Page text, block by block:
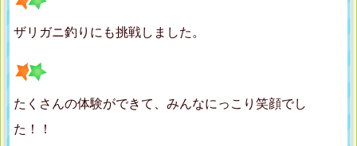
ザリガニ釣りにも挑戦しました。
たくさんの体験ができて、みんなにっこり笑顔でし
た！！